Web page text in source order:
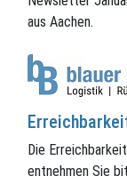
aus Aachen.
Die
entnehmen Sie